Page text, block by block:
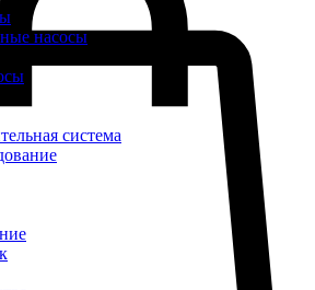
насосы
система